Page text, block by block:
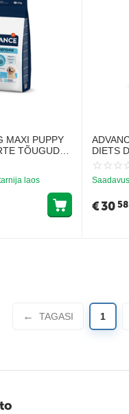
MAXI PUPPY
TÕUGUDE
(KANA JA
laos
DIETS
3KG -
TÕUGU
€3058
TAGASI 1